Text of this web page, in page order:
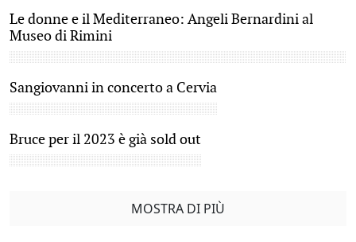
Le donne e il Mediterraneo: Angeli Bernardini al
Museo di Rimini
Sangiovanni in concerto a Cervia
Bruce per il 2023 è già sold out
MOSTRA DI PIÙ